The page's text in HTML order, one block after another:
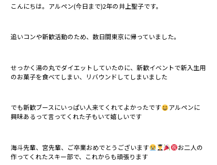
こんにちは。アルペン(今日まで)2年の井上聖子です。
追いコンや新歓活動のため、数日間東京に帰っていました。
せっかく湯の丸でダイエットしていたのに、新歓イベントで新入生用
のお菓子を食べてしまい、リバウンドしてしまいました
でも新歓ブースにいっぱい人来てくれてよかったです
アルペンに
興味あるって言ってくれた子もいて嬉しいです
海斗先輩、宮先輩、ご卒業おめでとうございます
お二人の
作ってくれたスキー部で、これからも頑張ります